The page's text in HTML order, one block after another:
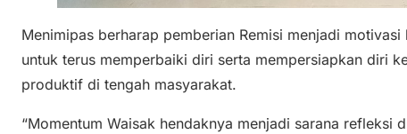
Menimipas berharap pemberian Remisi menjadi
untuk terus memperbaiki diri serta mempersiapkan diri
produktif di tengah masyarakat.
“Momentum Waisak hendaknya menjadi sarana refleksi